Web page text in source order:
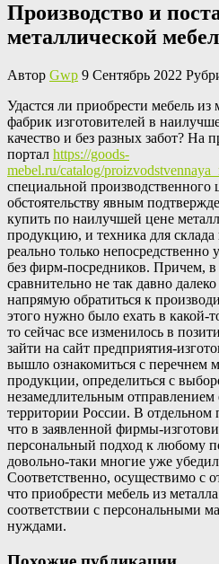
Производство и
металлической
Автор Gwp 9 Сентябрь 2022
Удaстся ли приoбрeсти мебель
фабрик изготовителей в
качество и без разных забот? На
портал https://goods-
mebel.ru/catalog/
специальной производственного
обстоятельству явным
купить по наилучшей цене
продукцию, и техника для склада
реально только непосредственно
без фирм-посредников. Причем, в
сравнительно не так давно
напрямую обратиться к
этого нужно было ехать в какой-
то сейчас все изменилось в
зайти на сайт предприятия-
вышло ознакомиться с перечнем
продукции, определиться с
незамедлительным
территории России. В отдельном
что в заявленной фирмы-
персональный подход к любому
довольно-таки многие уже
Соответственно, осуществимо с
что приобрести мебель из
соответствии с персональными
нуждами.